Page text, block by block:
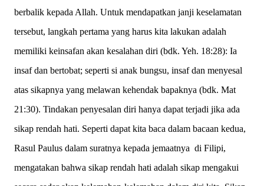
berbalik kepada Allah. Untuk mendapatkan janji keselamatan
tersebut, langkah pertama yang harus kita lakukan adalah
memiliki keinsafan akan kesalahan diri (bdk. Yeh. 18:28): Ia
insaf dan bertobat; seperti si anak bungsu, insaf dan menyesal
atas sikapnya yang melawan kehendak bapaknya (bdk. Mat
21:30). Tindakan penyesalan diri hanya dapat terjadi jika ada
sikap rendah hati. Seperti dapat kita baca dalam bacaan kedua,
Rasul Paulus dalam suratnya kepada jemaatnya di Filipi,
mengatakan bahwa sikap rendah hati adalah sikap mengakui